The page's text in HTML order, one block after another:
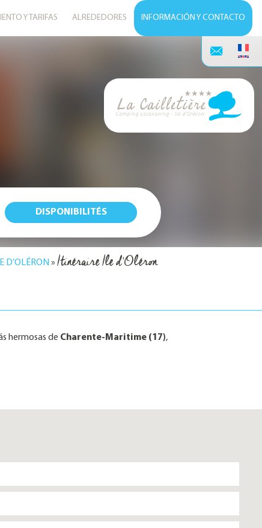
Y TARIFAS ALREDEDORES INFORMACIÓN Y CONTACTO
D’OLÉRON » Itinéraire Ile d'Oléron
hermosas de Charente-Maritime (17),